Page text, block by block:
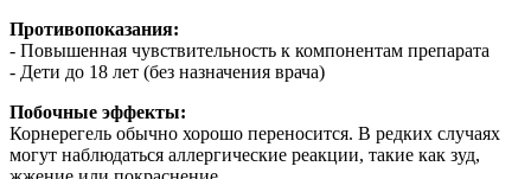
Противопоказания:
- Повышенная чувствительность к компонентам препарата
- Дети до 18 лет (без назначения врача)
Побочные эффекты:
Корнерегель обычно хорошо переносится. В редких случаях
могут наблюдаться аллергические реакции, такие как зуд,